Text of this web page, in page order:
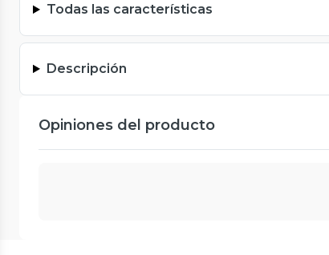
Todas las características
Descripción
Opiniones del producto